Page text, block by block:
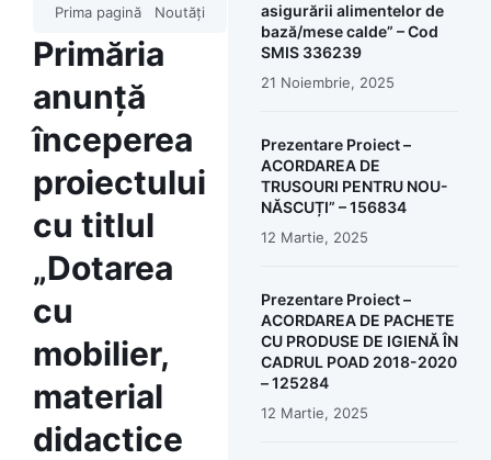
Prima pagină Noutăți
Primăria
anunță
începerea
proiectului
cu titlul
„Dotarea
cu
mobilier,
material
didactice
asigurării alimentelor de
bază/mese calde” – Cod
SMIS 336239
21 Noiembrie, 2025
Prezentare Proiect –
ACORDAREA DE
TRUSOURI PENTRU NOU-
NĂSCUȚI” – 156834
12 Martie, 2025
Prezentare Proiect –
ACORDAREA DE PACHETE
CU PRODUSE DE IGIENĂ ÎN
CADRUL POAD 2018-2020
– 125284
12 Martie, 2025